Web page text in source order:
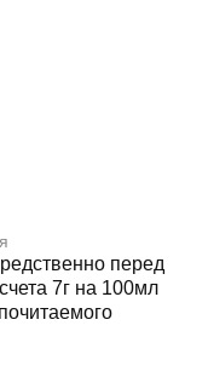
перед
7г на 100мл